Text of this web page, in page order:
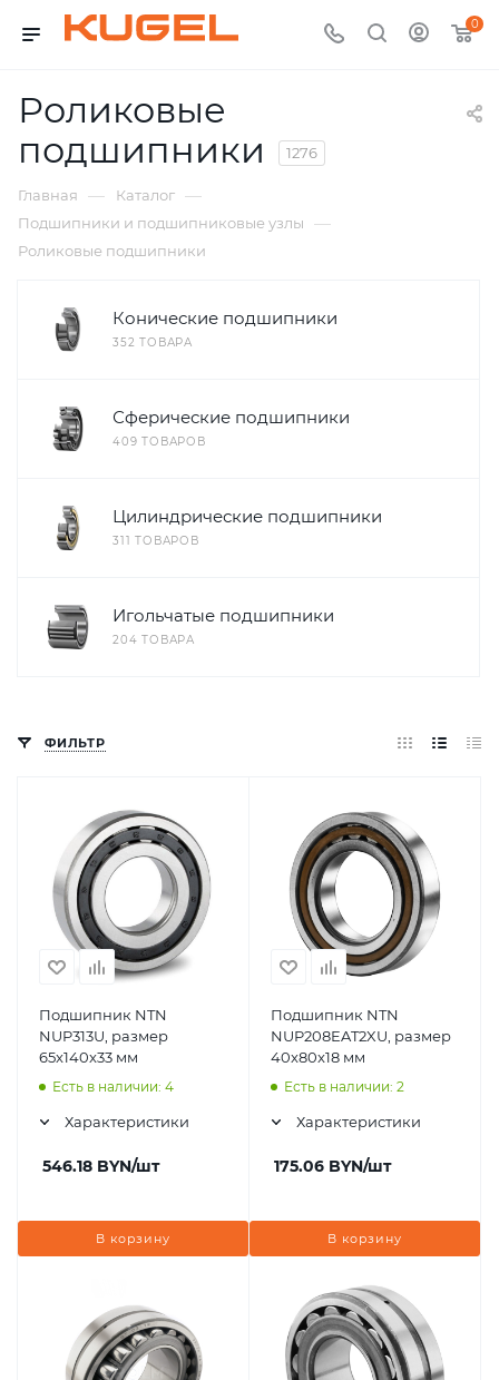
0
Роликовые
подшипники
1276
Главная — Каталог —
Подшипники и подшипниковые узлы —
Роликовые подшипники
Конические подшипники
352 ТОВАРА
Сферические подшипники
409 ТОВАРОВ
Цилиндрические подшипники
311 ТОВАРОВ
Игольчатые подшипники
204 ТОВАРА
ФИЛЬТР
Подшипник NTN
NUP313U, размер
65x140x33 мм
Есть в наличии: 4
Характеристики
546.18 BYN/шт
В корзину
Подшипник NTN
NUP208EAT2XU, размер
40x80x18 мм
Есть в наличии: 2
Характеристики
175.06 BYN/шт
В корзину